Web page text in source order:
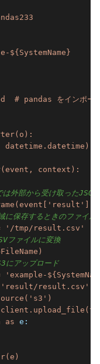
${SystemName}
# pandas をインポー
部から受け取ったJSON
に保存するときのファイル
'/tmp/result.csv'
ファイルに変換
にアップロード
'example-
'result/result.csv'
as
e: